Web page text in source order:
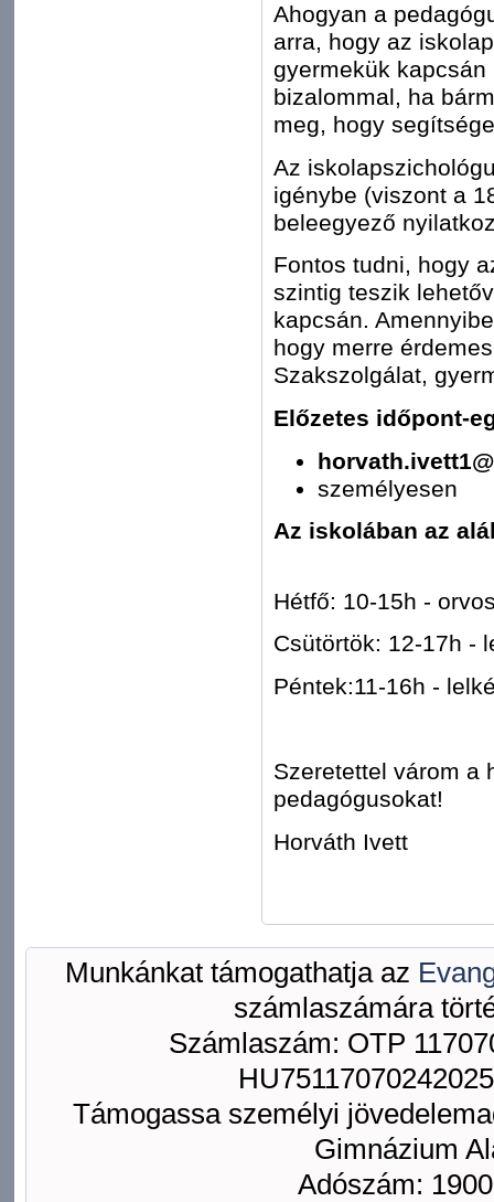
Ahogyan a
arra, hogy az
gyermekük
bizalommal, ha
meg, hogy
Az
igénybe (viszont a
beleegyező
Fontos tudni, hogy
szintig teszik
kapcsán.
hogy merre
Szakszolgálat,
Előzetes időpont-
személyesen
Az iskolában az
Hétfő: 10-15h -
Csütörtök: 12-17h -
Péntek:11-16h -
Szeretettel várom a
pedagógusokat!
Horváth Ivett
Munkánkat támogathatja az
számlaszámára
Számlaszám: OTP
Támogassa személyi
Gimnázium
Adószám: